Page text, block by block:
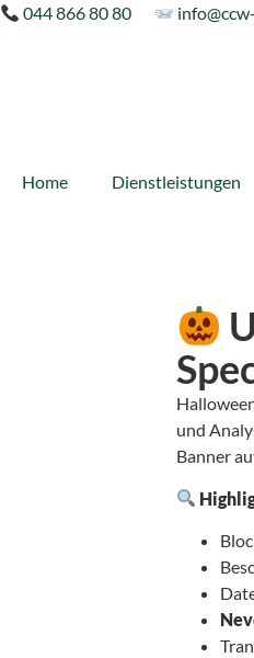
044 866 80 80
Home Dienstleistungen
und
Banner